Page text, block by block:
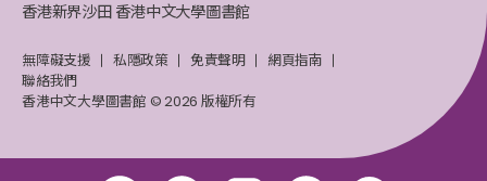
香港新界沙田 香港中文大學圖書館
無障礙支援 私隱政策 免責聲明
網頁指南
聯絡我們
香港中文大學圖書館 © 2026 版權所有